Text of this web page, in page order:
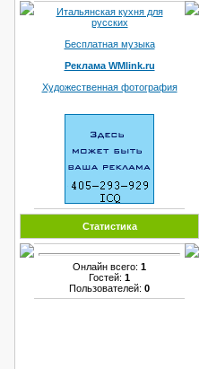
Итальянская кухня для
русских
Бесплатная музыка
Реклама WMlink.ru
Художественная фотография
Статистика
Онлайн всего: 1
Гостей: 1
Пользователей: 0